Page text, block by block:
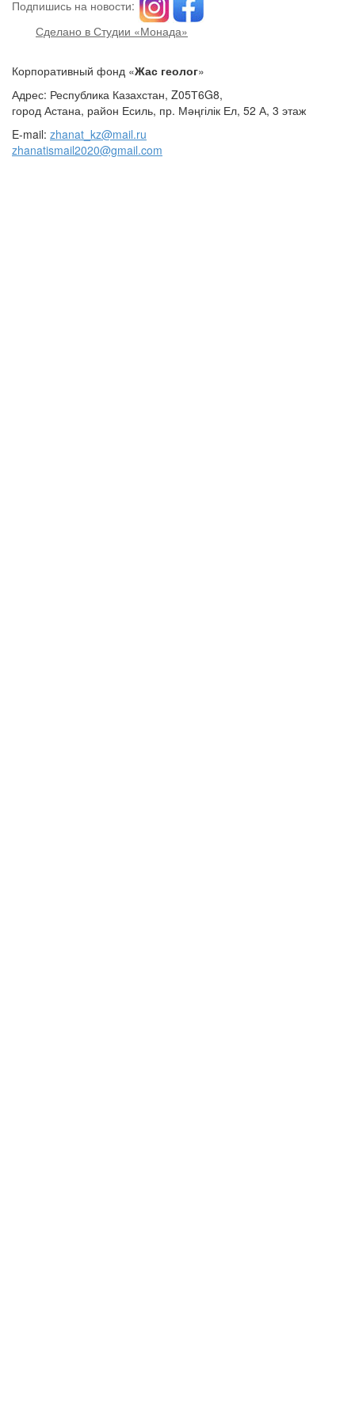
Подпишись на новости:
Сделано в Студии «Монада»
Корпоративный фонд «Жас геолог»
Адрес: Республика Казахстан, Z05Т6G8,
город Астана, район Есиль, пр. Мәңгілік Ел, 52 А, 3 этаж
E-mail: zhanat_kz@mail.ru
zhanatismail2020@gmail.com